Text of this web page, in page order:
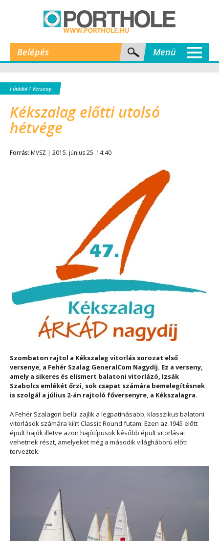
Belépés Menü
Főoldal/ Verseny
Kékszalag előtti utolsó
hétvége
Forrás: MVSZ | 2015. június 25. 14:40
Szombaton rajtol a Kékszalag vitorlás sorozat első
versenye, a Fehér Szalag GeneralCom Nagydíj. Ez a verseny,
amely a sikeres és elismert balatoni vitorlázó, Izsák
Szabolcs emlékét őrzi, sok csapat számára bemelegítésnek
is szolgál a július 2-án rajtoló főversenyre, a Kékszalagra.
A Fehér Szalagon belül zajlik a legpatinásabb, klasszikus balatoni
vitorlások számára kiírt Classic Round futam. Ezen az 1945 előtt
épült hajók illetve azon hajótípusok később épült vitorlásai
vehetnek részt, amelyeket még a második világháború előtt
terveztek.